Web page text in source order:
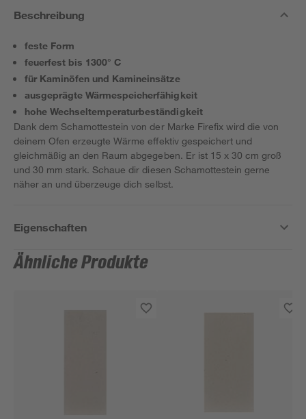
Beschreibung
feste Form
feuerfest bis 1300° C
für Kaminöfen und Kamineinsätze
ausgeprägte Wärmespeicherfähigkeit
hohe Wechseltemperaturbeständigkeit
Dank dem Schamottestein von der Marke Firefix wird die von
deinem Ofen erzeugte Wärme effektiv gespeichert und
gleichmäßig an den Raum abgegeben. Er ist 15 x 30 cm groß
und 30 mm stark. Schaue dir diesen Schamottestein gerne
näher an und überzeuge dich selbst.
Eigenschaften
Ähnliche Produkte